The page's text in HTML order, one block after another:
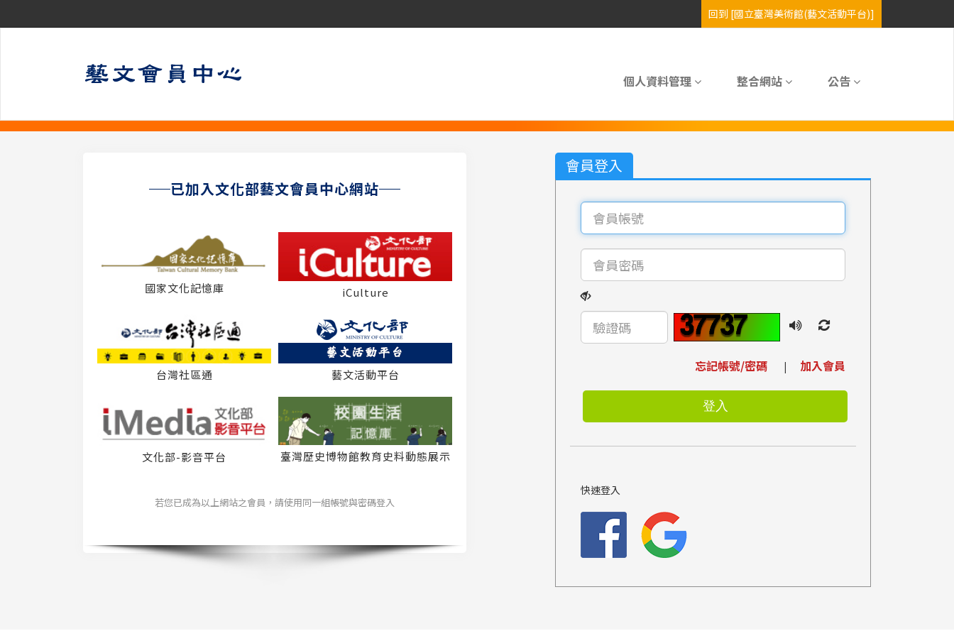
個人資料管理 整合網站 公告
會員登入
忘記帳號/密碼 | 加入會員
快速登入
已加入文化部藝文會員中心網站
國家文化記憶庫 iCulture
台灣社區通 藝文活動平台
文化部-影音平台
臺灣歷史博物館教育史料動態展示
若您已成為以上網站之會員，請使用同一組帳號與密碼登入